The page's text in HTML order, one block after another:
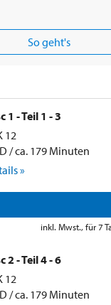
So geht's
1 - Teil 1 - 3
12
/ ca. 179 Minuten
»
inkl. Mwst., für 7
2 - Teil 4 - 6
12
/ ca. 179 Minuten